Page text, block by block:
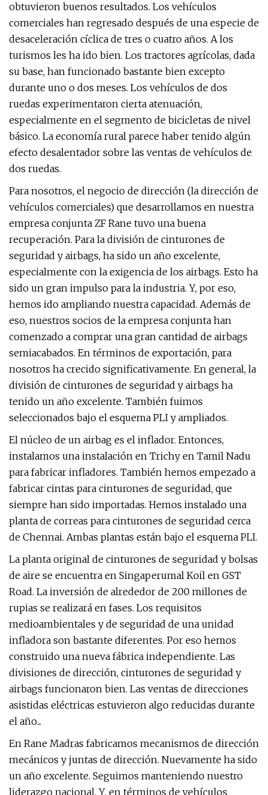
obtuvieron buenos resultados. Los vehículos
comerciales han regresado después de una especie de
desaceleración cíclica de tres o cuatro años. A los
turismos les ha ido bien. Los tractores agrícolas, dada
su base, han funcionado bastante bien excepto
durante uno o dos meses. Los vehículos de dos
ruedas experimentaron cierta atenuación,
especialmente en el segmento de bicicletas de nivel
básico. La economía rural parece haber tenido algún
efecto desalentador sobre las ventas de vehículos de
dos ruedas.
Para nosotros, el negocio de dirección (la dirección de
vehículos comerciales) que desarrollamos en nuestra
empresa conjunta ZF Rane tuvo una buena
recuperación. Para la división de cinturones de
seguridad y airbags, ha sido un año excelente,
especialmente con la exigencia de los airbags. Esto ha
sido un gran impulso para la industria. Y, por eso,
hemos ido ampliando nuestra capacidad. Además de
eso, nuestros socios de la empresa conjunta han
comenzado a comprar una gran cantidad de airbags
semiacabados. En términos de exportación, para
nosotros ha crecido significativamente. En general, la
división de cinturones de seguridad y airbags ha
tenido un año excelente. También fuimos
seleccionados bajo el esquema PLI y ampliados.
El núcleo de un airbag es el inflador. Entonces,
instalamos una instalación en Trichy en Tamil Nadu
para fabricar infladores. También hemos empezado a
fabricar cintas para cinturones de seguridad, que
siempre han sido importadas. Hemos instalado una
planta de correas para cinturones de seguridad cerca
de Chennai. Ambas plantas están bajo el esquema PLI.
La planta original de cinturones de seguridad y bolsas
de aire se encuentra en Singaperumal Koil en GST
Road. La inversión de alrededor de 200 millones de
rupias se realizará en fases. Los requisitos
medioambientales y de seguridad de una unidad
infladora son bastante diferentes. Por eso hemos
construido una nueva fábrica independiente. Las
divisiones de dirección, cinturones de seguridad y
airbags funcionaron bien. Las ventas de direcciones
asistidas eléctricas estuvieron algo reducidas durante
el año...
En Rane Madras fabricamos mecanismos de dirección
mecánicos y juntas de dirección. Nuevamente ha sido
un año excelente. Seguimos manteniendo nuestro
liderazgo nacional. Y, en términos de vehículos